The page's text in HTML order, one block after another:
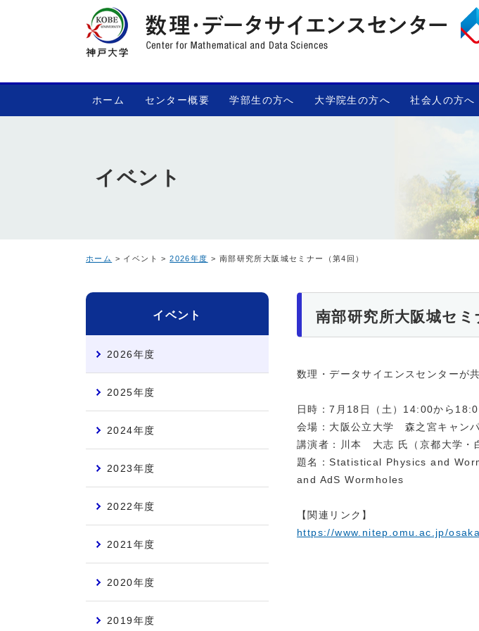
ホーム センター概要 学部生の方へ 大学院生の方へ 社会人の方へ
イベント
ホーム > イベント >2026年度 > 南部研究所大阪城セミナー（第4回）
南部研究所大阪城セミ
数理・データサイエンスセンターが
日時：7月18日（土）14:00から
会場：大阪公立大学 森之宮キャン
講演者：川本 大志 氏（京都大学・
題名：Statistical Physics and
and AdS Wormholes
【関連リンク】
https://www.nitep.omu.ac.jp/
イベント
2026年度
2025年度
2024年度
2023年度
2022年度
2021年度
2020年度
2019年度